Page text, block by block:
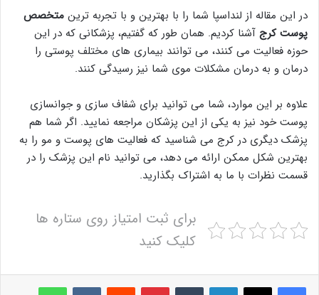
در این مقاله از لنداسپا شما را با بهترین و با تجربه ترین متخصص
پوست کرج آشنا کردیم. همان طور که گفتیم، پزشکانی که در این
حوزه فعالیت می کنند، می توانند بیماری های مختلف پوستی را
درمان و به درمان مشکلات موی شما نیز رسیدگی کنند.
علاوه بر این موارد، شما می توانید برای شفاف سازی و جوانسازی
پوست خود نیز به یکی از این پزشکان مراجعه نمایید. اگر شما هم
پزشک دیگری در کرج می شناسید که فعالیت های پوست و مو را به
بهترین شکل ممکن ارائه می دهد، می توانید نام این پزشک را در
قسمت نظرات با ما به اشتراک بگذارید.
برای ثبت امتیاز روی ستاره ها
کلیک کنید
لینکدین ‫تامبلر پینترست‫رددیت ‫VKontakteواتس آپ